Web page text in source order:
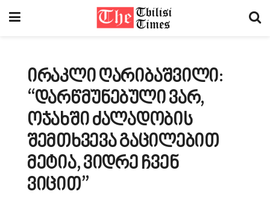
ირაკლი ღარიბაშვილი:
“დარწმუნებული ვარ,
ოჯახში ძალადობის
შემთხვევა გაცილებით
მეტია, ვიდრე ჩვენ
ვიცით”